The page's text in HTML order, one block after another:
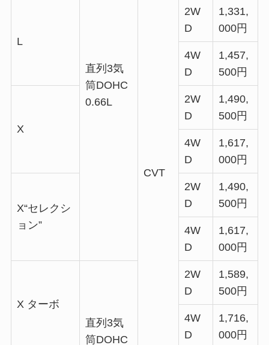
直列3気
筒DOHC
0.66L
CVT
L
2W
D
1,331,
000円
4W
D
1,457,
500円
X
2W
D
1,490,
500円
4W
D
1,617,
000円
X“セレクシ
ョン”
2W
D
1,490,
500円
4W
D
1,617,
000円
X ターボ
直列3気
筒DOHC
2W
D
1,589,
500円
4W
D
1,716,
000円